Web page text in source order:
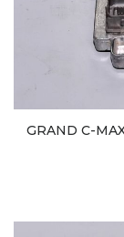
GRAND C-